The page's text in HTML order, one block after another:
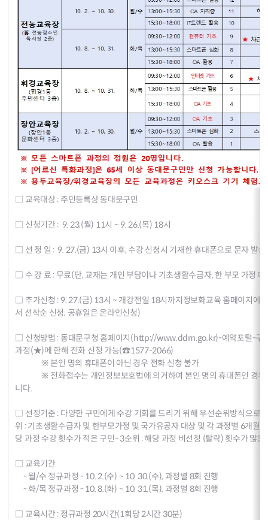
□ 교육대상 : 주민등록상 동대문구민
□ 신청기간 : 9. 23.(월) 11시 ~ 9. 26.(목) 18시
□ 선 정 일 : 9. 27.(금) 13시 이후, 수강 신청시 기재한 휴대폰으로 문자 발송
□ 수 강 료 : 무료(단, 교재는 개인 부담이나 기초생활수급자, 한 부모 가정
□ 추가신청 : 9. 27.(금) 13시 ~ 개강전일 18시까지정보화교육 홈페이지에
서 선착순 신청, 공휴일은 온라인신청)
□ 신청방법 : 동대문구청 홈페이지(http://www.ddm.go.kr)-예약포털-구
과정(★)에 한해 전화 신청 가능(☎1577-2066)
※ 본인 명의 휴대폰이 아닌 경우 전화 신청 불가
※ 전화접수는 개인정보보호법에 의거하여 본인 명의 휴대폰인 경우
니다.
□ 선정기준 : 다양한 구민에게 수강 기회를 드리기 위해 우선순위방식으로
위 : 기초생활수급자 및 한부모가정 및 국가유공자 대상 및 각 과정별 6개월
당 과정 수강 횟수가 적은 구민- 3순위 : 해당 과정 비선정 (탈락) 횟수가 많
□ 교육기간
- 월/수 정규과정 - 10. 2.(수) ~ 10. 30.(수), 과정별 8회 진행
- 화/목 정규과정 - 10. 8.(화) ~ 10. 31.(목), 과정별 8회 진행
□ 교육시간 : 정규과정 20시간(1회당 2시간 30분)